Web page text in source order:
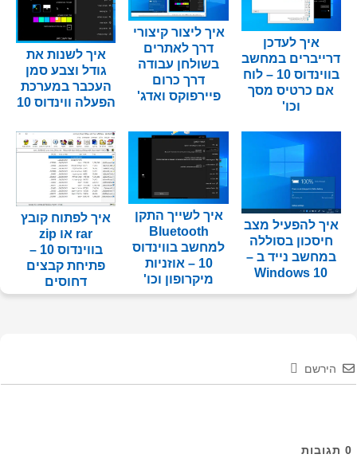
איך לעדכן
דרייברים במחשב
בווינדוס 10 – לוח
אם כרטיס מסך
וכו'
איך ליצור קיצורי
דרך לאתרים
בשולחן עבודה
דרך כרום
פיירפוקס ואדג'
איך לשנות את
גודל וצבע סמן
העכבר במערכת
הפעלה ווינדוס 10
איך להפעיל מצב
חיסכון בסוללה
במחשב נייד ב –
Windows 10
איך לשייך התקן
Bluetooth
למחשב בווינדוס
10 – אוזניות
מיקרופון וכו'
איך לפתוח קובץ
rar או zip
בווינדוס 10 –
פתיחת קבצים
דחוסים
הירשם
0 תגובות